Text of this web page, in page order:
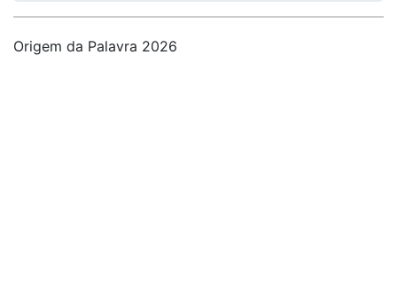
Origem da Palavra 2026